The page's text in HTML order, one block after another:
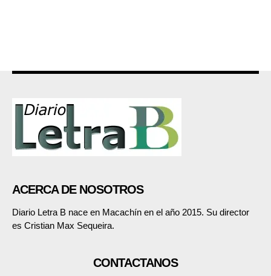
ACERCA DE NOSOTROS
Diario Letra B nace en Macachín en el año 2015. Su director
es Cristian Max Sequeira.
CONTACTANOS